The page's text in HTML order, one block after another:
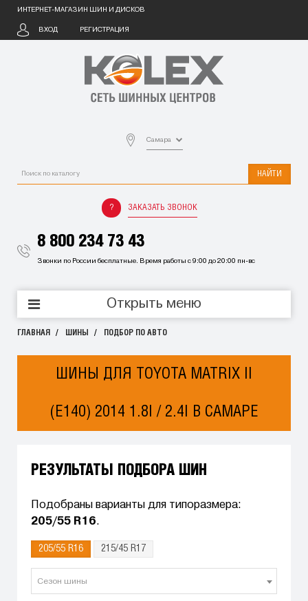
ИНТЕРНЕТ-МАГАЗИН ШИН И ДИСКОВ
ВХОД РЕГИСТРАЦИЯ
Самара
НАЙТИ
ЗАКАЗАТЬ ЗВОНОК
8 800 234 73 43
Звонки по России бесплатные. Время работы с 9:00 до 20:00 пн-вс
Открыть меню
ГЛАВНАЯ ШИНЫ ПОДБОР ПО АВТО
ШИНЫ ДЛЯ TOYOTA MATRIX II
(E140) 2014 1.8I / 2.4I В САМАРЕ
РЕЗУЛЬТАТЫ ПОДБОРА ШИН
Подобраны варианты для типоразмера:
205/55 R16.
205/55 R16 215/45 R17
Сезон шины